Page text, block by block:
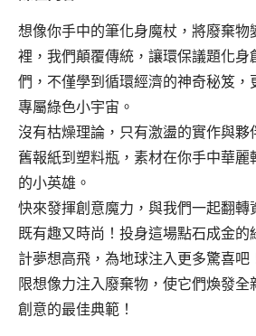
想像你手中的筆化身魔杖，將廢棄物
裡，我們顛覆傳統，讓環保議題化身
們，不僅學到循環經濟的神奇秘笈，
專屬綠色小宇宙。
沒有枯燥理論，只有激盪的實作與夥
舊報紙到塑料瓶，素材在你手中華麗
的小英雄。
快來發揮創意魔力，與我們一起翻轉
既有趣又時尚！投身這場點石成金的
計夢想高飛，為地球注入更多驚喜吧
限想像力注入廢棄物，使它們煥發
創意的最佳典範！